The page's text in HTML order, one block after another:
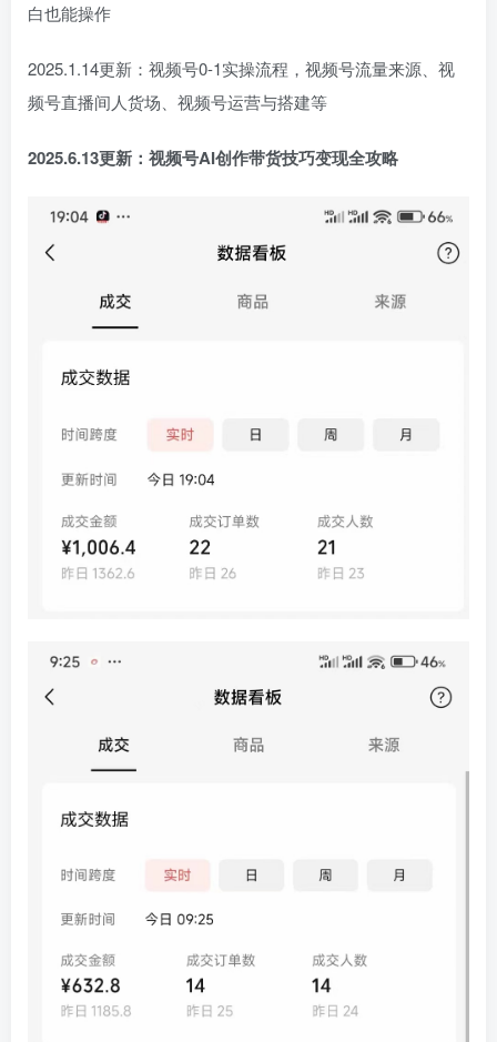
白也能操作
2025.1.14更新：视频号0-1实操流程，视频号流量来源、视
频号直播间人货场、视频号运营与搭建等
2025.6.13更新：视频号AI创作带货技巧变现全攻略